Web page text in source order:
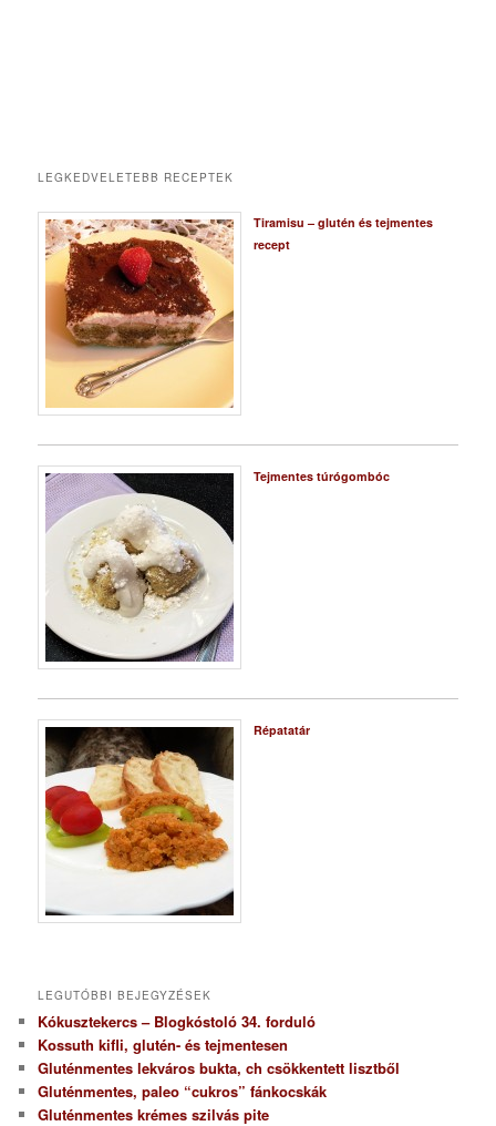
LEGKEDVELETEBB RECEPTEK
Tiramisu – glutén és tejmentes
recept
Tejmentes túrógombóc
Répatatár
LEGUTÓBBI BEJEGYZÉSEK
Kókusztekercs – Blogkóstoló 34. forduló
Kossuth kifli, glutén- és tejmentesen
Gluténmentes lekváros bukta, ch csökkentett lisztből
Gluténmentes, paleo “cukros” fánkocskák
Gluténmentes krémes szilvás pite